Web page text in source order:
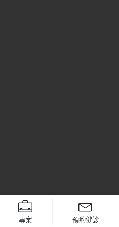
專案 預約健診